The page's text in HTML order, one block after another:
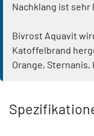
Nachklang ist sehr
Bivrost Aquavit
Katoffelbrand
Orange, Sternanis,